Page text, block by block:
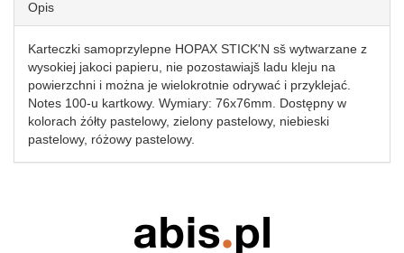
Opis
Karteczki samoprzylepne HOPAX STICK'N sš wytwarzane z
wysokiej jakoci papieru, nie pozostawiajš ladu kleju na
powierzchni i można je wielokrotnie odrywać i przyklejać.
Notes 100-u kartkowy. Wymiary: 76x76mm. Dostępny w
kolorach żółty pastelowy, zielony pastelowy, niebieski
pastelowy, różowy pastelowy.